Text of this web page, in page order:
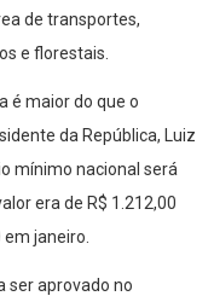
de transportes,
e florestais.
é maior do que o
da República, Luiz
mínimo nacional será
era de R$ 1.212,00
janeiro.
ser aprovado no